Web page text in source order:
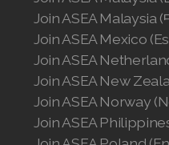
Join ASEA Malaysia (
Join ASEA Mexico
Join ASEA
Join ASEA New
Join ASEA Norway
Join ASEA